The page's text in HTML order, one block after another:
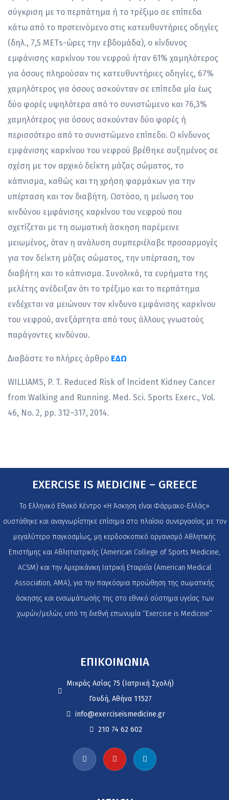
σύγκριση με το περπάτημα ή το τρέξιμο σε επίπεδα
κάτω από το προτεινόμενο στις κατευθυντήριες οδηγίες
(δηλ., 7,5 ΜΕΤs-ώρες την εβδομάδα), ο κίνδυνος
εμφάνισης καρκίνου του νεφρού ήταν 61% χαμηλότερος
για όσους πληρούσαν τις κατευθυντήριες οδηγίες, 67%
χαμηλότερος για όσους ασκούνταν σε επίπεδα μία έως
δύο φορές υψηλότερα από το συνιστώμενο και 76,3%
χαμηλότερος για όσους ασκούνταν δύο φορές ή
περισσότερο από το συνιστώμενο επίπεδο. Ο κίνδυνος
εμφάνισης καρκίνου του νεφρού βρέθηκε αυξημένος σε
σχέση με τον αρχικό δείκτη μάζας σώματος, το
κάπνισμα, καθώς και τη χρήση φαρμάκων για την
υπέρταση και τον διαβήτη. Ωστόσο, η μείωση του
κινδύνου εμφάνισης καρκίνου του νεφρού που
σχετίζεται με τη σωματική άσκηση παρέμεινε
μειωμένος, όταν η ανάλυση συμπεριέλαβε προσαρμογές
για τον δείκτη μάζας σώματος, την υπέρταση, τον
διαβήτη και το κάπνισμα. Συνολικά, τα ευρήματα της
μελέτης ανέδειξαν ότι το τρέξιμο και το περπάτημα
ενδέχεται να μειώνουν τον κίνδυνο εμφάνισης καρκίνου
του νεφρού, ανεξάρτητα από τους άλλους γνωστούς
παράγοντες κινδύνου.
Διαβάστε το πλήρες άρθρο ΕΔΩ
WILLIAMS, P. T. Reduced Risk of Incident Kidney Cancer
from Walking and Running. Med. Sci. Sports Exerc., Vol.
46, No. 2, pp. 312–317, 2014.
EXERCISE IS MEDICINE – GREECE
Το Ελληνικό Εθνικό Κέντρο «Η Άσκηση είναι Φάρμακο-Ελλάς»
συστάθηκε και αναγνωρίστηκε επίσημα στο πλαίσιο συνεργασίας με τον
μεγαλύτερο παγκοσμίως, μη κερδοσκοπικό οργανισμό Αθλητικής
Επιστήμης και Αθλητιατρικής (American College of Sports Medicine,
ACSM) και την Αμερικάνικη Ιατρική Εταιρεία (American Medical
Association, AMA), για την παγκόσμια προώθηση της σωματικής
άσκησης και ενσωμάτωσής της στο εθνικό σύστημα υγείας των
χωρών/μελών, υπό τη διεθνή επωνυμία ‘‘Exercise is Medicine’’
ΕΠΙΚΟΙΝΩΝΙΑ
Μικράς Ασίας 75 (Ιατρική Σχολή)
Γουδή, Αθήνα 11527
info@exerciseismedicine.gr
210 74 62 602